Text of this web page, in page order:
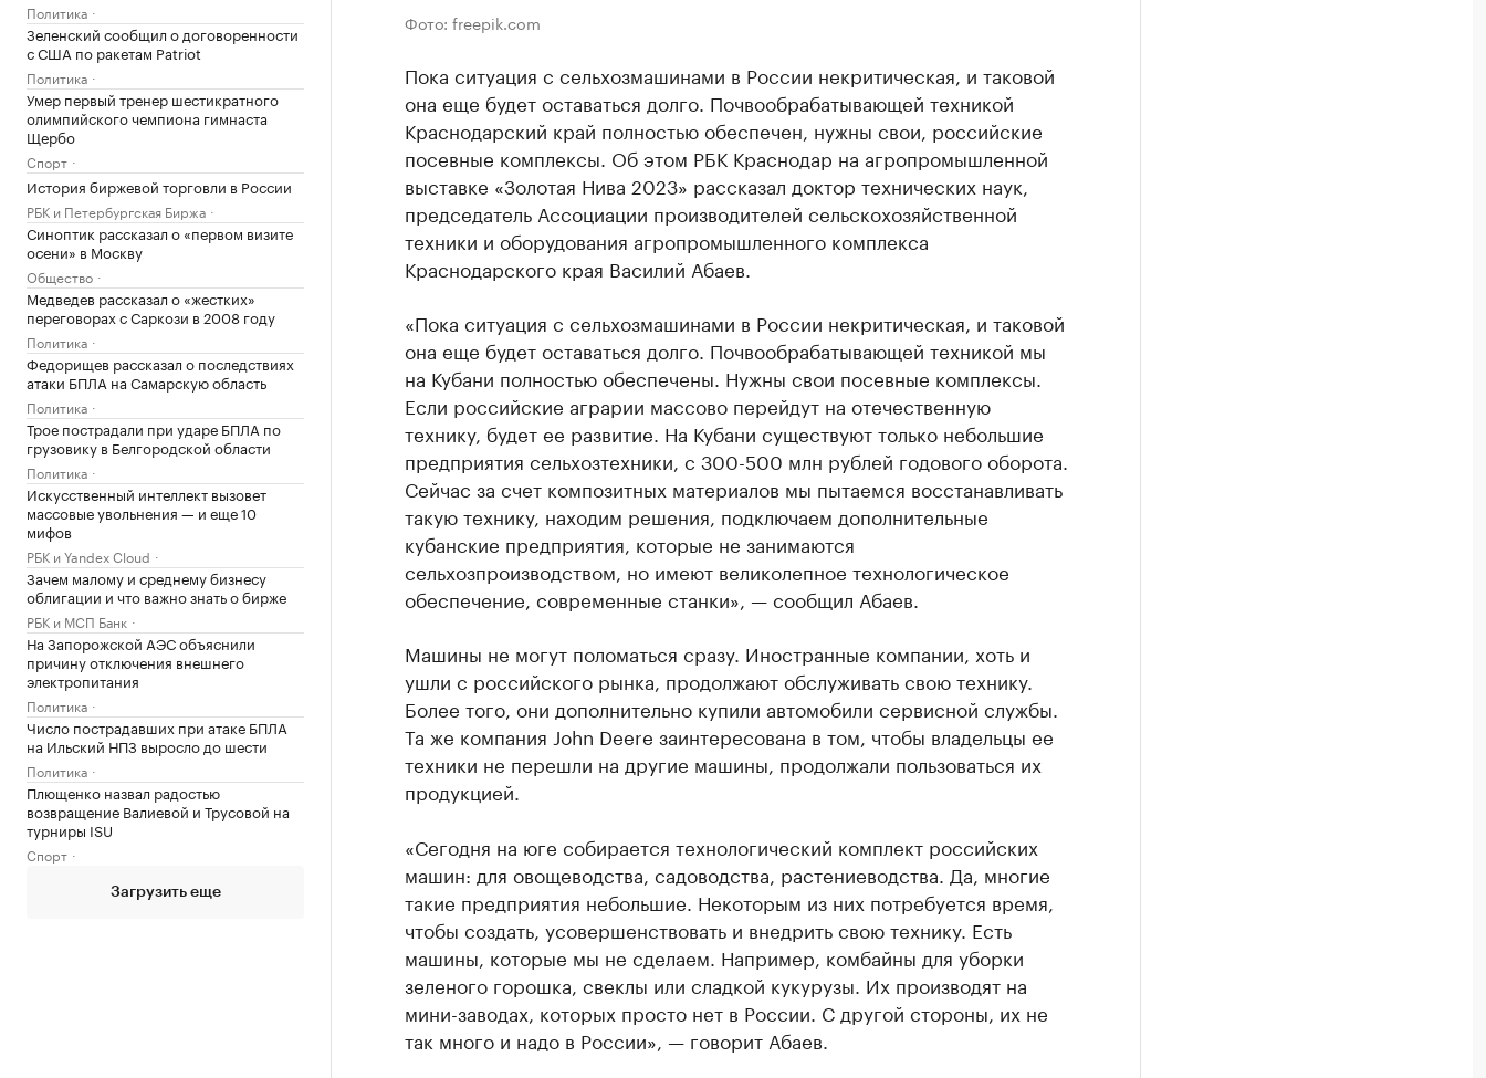
Политика
Зеленский сообщил о договоренности
с США по ракетам Patriot
Политика
Умер первый тренер шестикратного
олимпийского чемпиона гимнаста
Щербо
Спорт
История биржевой торговли в России
РБК и Петербургская Биржа
Синоптик рассказал о «первом визите
осени» в Москву
Общество
Медведев рассказал о «жестких»
переговорах с Саркози в 2008 году
Политика
Федорищев рассказал о последствиях
атаки БПЛА на Самарскую область
Политика
Трое пострадали при ударе БПЛА по
грузовику в Белгородской области
Политика
Искусственный интеллект вызовет
массовые увольнения — и еще 10
мифов
РБК и Yandex Cloud
Зачем малому и среднему бизнесу
облигации и что важно знать о бирже
РБК и МСП Банк
На Запорожской АЭС объяснили
причину отключения внешнего
электропитания
Политика
Число пострадавших при атаке БПЛА
на Ильский НПЗ выросло до шести
Политика
Плющенко назвал радостью
возвращение Валиевой и Трусовой на
турниры ISU
Спорт
Загрузить еще
Фото: freepik.com
Пока ситуация с сельхозмашинами в России некритическая, и таковой
она еще будет оставаться долго. Почвообрабатывающей техникой
Краснодарский край полностью обеспечен, нужны свои, российские
посевные комплексы. Об этом РБК Краснодар на агропромышленной
выставке «Золотая Нива 2023» рассказал доктор технических наук,
председатель Ассоциации производителей сельскохозяйственной
техники и оборудования агропромышленного комплекса
Краснодарского края Василий Абаев.
«Пока ситуация с сельхозмашинами в России некритическая, и таковой
она еще будет оставаться долго. Почвообрабатывающей техникой мы
на Кубани полностью обеспечены. Нужны свои посевные комплексы.
Если российские аграрии массово перейдут на отечественную
технику, будет ее развитие. На Кубани существуют только небольшие
предприятия сельхозтехники, с 300-500 млн рублей годового оборота.
Сейчас за счет композитных материалов мы пытаемся восстанавливать
такую технику, находим решения, подключаем дополнительные
кубанские предприятия, которые не занимаются
сельхозпроизводством, но имеют великолепное технологическое
обеспечение, современные станки», — сообщил Абаев.
Машины не могут поломаться сразу. Иностранные компании, хоть и
ушли с российского рынка, продолжают обслуживать свою технику.
Более того, они дополнительно купили автомобили сервисной службы.
Та же компания John Deere заинтересована в том, чтобы владельцы ее
техники не перешли на другие машины, продолжали пользоваться их
продукцией.
«Сегодня на юге собирается технологический комплект российских
машин: для овощеводства, садоводства, растениеводства. Да, многие
такие предприятия небольшие. Некоторым из них потребуется время,
чтобы создать, усовершенствовать и внедрить свою технику. Есть
машины, которые мы не сделаем. Например, комбайны для уборки
зеленого горошка, свеклы или сладкой кукурузы. Их производят на
мини-заводах, которых просто нет в России. С другой стороны, их не
так много и надо в России», — говорит Абаев.